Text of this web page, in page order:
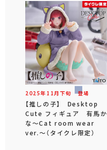
2025年 11 月 下旬 登場
【推しの子】 Desktop
Cute フィギュア 有馬か
な～Cat room wear
ver.～（タイクレ限定）